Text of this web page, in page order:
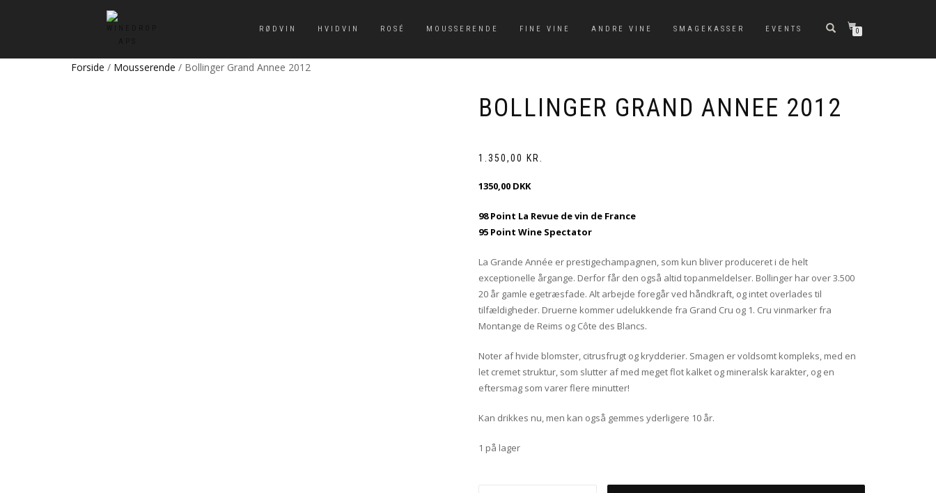
RØDVIN HVIDVIN ROSÉ MOUSSERENDE FINE VINE ANDRE VINE SMAGEKASSER EVENTS 0
Forside / Mousserende / Bollinger Grand Annee 2012
BOLLINGER GRAND ANNEE 2012
1.350,00 KR.
1350,00 DKK
98 Point La Revue de vin de France
95 Point Wine Spectator
La Grande Année er prestigechampagnen, som kun bliver produceret i de helt
exceptionelle årgange. Derfor får den også altid topanmeldelser. Bollinger har over 3.500
20 år gamle egetræsfade. Alt arbejde foregår ved håndkraft, og intet overlades til
tilfældigheder. Druerne kommer udelukkende fra Grand Cru og 1. Cru vinmarker fra
Montange de Reims og Côte des Blancs.
Noter af hvide blomster, citrusfrugt og krydderier. Smagen er voldsomt kompleks, med en
let cremet struktur, som slutter af med meget flot kalket og mineralsk karakter, og en
eftersmag som varer flere minutter!
Kan drikkes nu, men kan også gemmes yderligere 10 år.
1 på lager